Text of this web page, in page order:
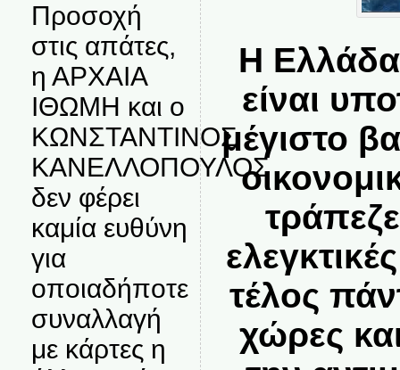
Προσοχή
στις απάτες,
η ΑΡΧΑΙΑ
ΙΘΩΜΗ και ο
ΚΩΝΣΤΑΝΤΙΝΟΣ
ΚΑΝΕΛΛΟΠΟΥΛΟΣ
δεν φέρει
καμία ευθύνη
για
οποιαδήποτε
συναλλαγή
με κάρτες η
Η
είναι
μέγιστο
τέλος
χώρες